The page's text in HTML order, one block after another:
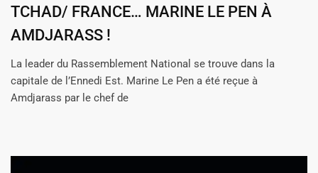
TCHAD/ FRANCE… MARINE LE PEN À
AMDJARASS !
La leader du Rassemblement National se trouve dans la
capitale de l’Ennedi Est. Marine Le Pen a été reçue à
Amdjarass par le chef de